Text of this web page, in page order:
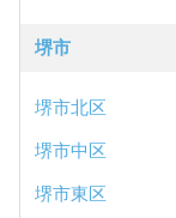
堺市
堺市北区
堺市中区
堺市東区